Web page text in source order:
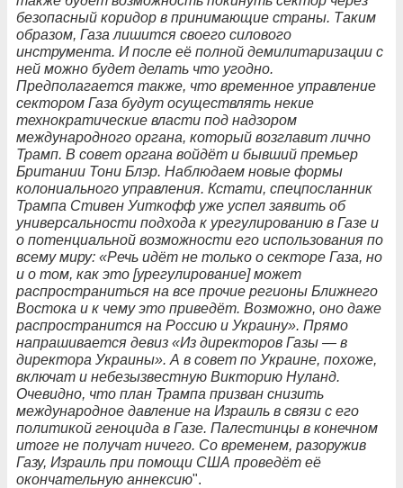
безопасный коридор в принимающие страны. Таким
образом, Газа лишится своего силового
инструмента. И после её полной демилитаризации с
ней можно будет делать что угодно.
Предполагается также, что временное управление
сектором Газа будут осуществлять некие
технократические власти под надзором
международного органа, который возглавит лично
Трамп. В совет органа войдёт и бывший премьер
Британии Тони Блэр. Наблюдаем новые формы
колониального управления. Кстати, спецпосланник
Трампа Стивен Уиткофф уже успел заявить об
универсальности подхода к урегулированию в Газе и
о потенциальной возможности его использования по
всему миру: «Речь идёт не только о секторе Газа, но
и о том, как это [урегулирование] может
распространиться на все прочие регионы Ближнего
Востока и к чему это приведёт. Возможно, оно даже
распространится на Россию и Украину». Прямо
напрашивается девиз «Из директоров Газы — в
директора Украины». А в совет по Украине, похоже,
включат и небезызвестную Викторию Нуланд.
Очевидно, что план Трампа призван снизить
международное давление на Израиль в связи с его
политикой геноцида в Газе. Палестинцы в конечном
итоге не получат ничего. Со временем, разоружив
Газу, Израиль при помощи США проведёт её
окончательную аннексию".